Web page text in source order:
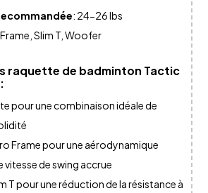
: 24-26 lbs
Slim T, Woofer
raquette de badminton Tactic
:
pour une combinaison idéale de
Frame pour une aérodynamique
vitesse de swing accrue
T pour une réduction de la résistance à